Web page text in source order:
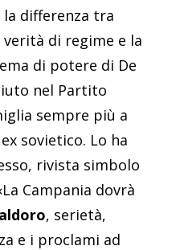
differenza tra
di regime e la
di potere di De
nel Partito
sempre più a
sovietico. Lo ha
rivista simbolo
Campania dovrà
, serietà,
e i proclami ad